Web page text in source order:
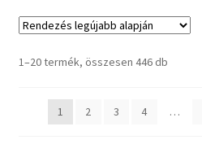
ajanlatkeres
1–20 termék, összesen 446 dbSorted
1
2 3 4 …